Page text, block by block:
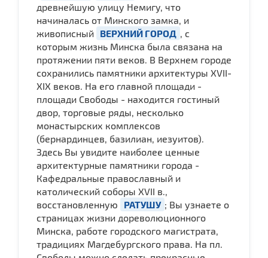
древнейшую улицу Немигу, что
начиналась от Минского замка, и
живописный
ВЕРХНИЙ ГОРОД
, с
которым жизнь Минска была связана на
протяжении пяти веков. В Верхнем городе
сохранились памятники архитектуры XVII-
XIX веков. На его главной площади -
площади Свободы - находится гостиный
двор, торговые ряды, несколько
монастырских комплексов
(бернардинцев, базилиан, иезуитов).
Здесь Вы увидите наиболее ценные
архитектурные памятники города -
Кафедральные православный и
католический соборы ХVII в.,
восстановленную
РАТУШУ ; Вы узнаете о
страницах жизни дореволюционного
Минска, работе городского магистрата,
традициях Магдебургского права. На пл.